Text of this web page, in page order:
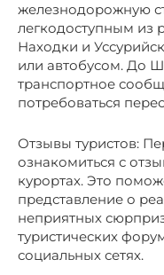
железнодорожную
легкодоступным из
Находки и
или автобусом. До
транспортное
потребоваться
Отзывы туристов:
ознакомиться с
курортах. Это
представление о
неприятных
туристических
социальных сетях.